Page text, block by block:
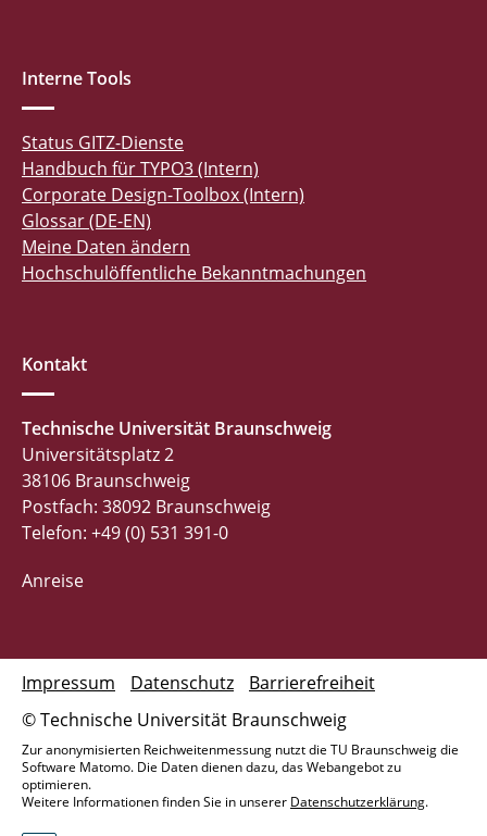
Interne Tools
Status GITZ-Dienste
Handbuch für TYPO3 (Intern)
Corporate Design-Toolbox (Intern)
Glossar (DE-EN)
Meine Daten ändern
Hochschulöffentliche Bekanntmachungen
Kontakt
Technische Universität Braunschweig
Universitätsplatz 2
38106 Braunschweig
Postfach: 38092 Braunschweig
Telefon: +49 (0) 531 391-0
Anreise
© Technische Universität Braunschweig
Impressum Datenschutz Barrierefreiheit
Zur anonymisierten Reichweitenmessung nutzt die TU Braunschweig die
Software Matomo. Die Daten dienen dazu, das Webangebot zu
optimieren.
Weitere Informationen finden Sie in unserer Datenschutzerklärung.